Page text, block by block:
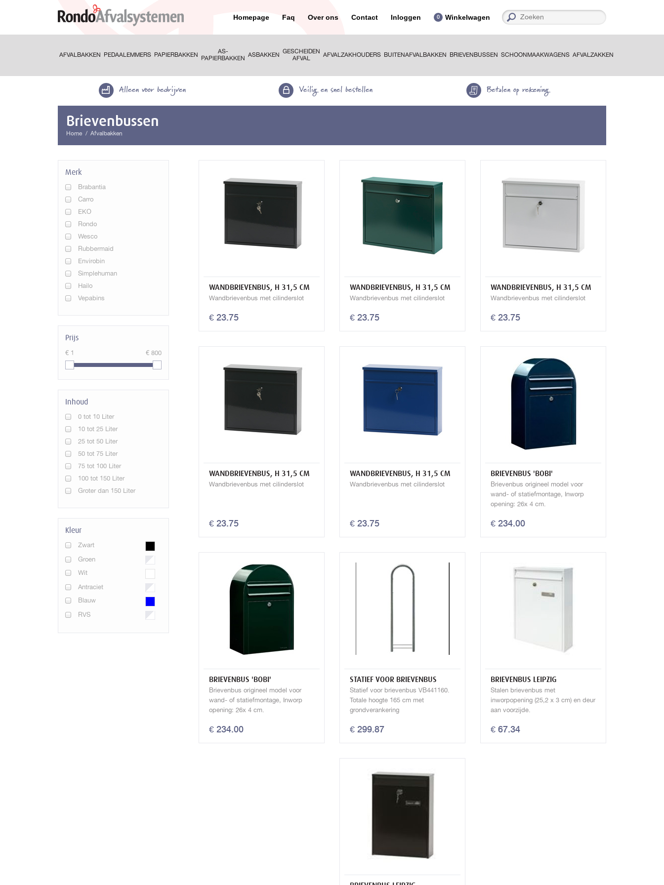
Homepage Faq Over ons Contact Inloggen 0 Winkelwagen
AFVALBAKKEN PEDAALEMMERS PAPIERBAKKEN
AS-
PAPIERBAKKEN ASBAKKEN GESCHEIDEN
AFVAL
AFVALZAKHOUDERS BUITENAFVALBAKKEN BRIEVENBUSSEN SCHOONMAAKWAGENS AFVALZAKKEN
Alleen voor bedrijven Veilig en snel bestellen Betalen op rekening
Brievenbussen
Home Afvalbakken
Merk
Brabantia
Carro
EKO
Rondo
Wesco
Rubbermaid
Envirobin
Simplehuman
Hailo
Vepabins
Prijs
€ 1 € 800
Inhoud
0 tot 10 Liter
10 tot 25 Liter
25 tot 50 Liter
50 tot 75 Liter
75 tot 100 Liter
100 tot 150 Liter
Groter dan 150 Liter
Kleur
Zwart
Groen
Wit
Antraciet
Blauw
RVS
WANDBRIEVENBUS, H 31,5 CM
Wandbrievenbus met cilinderslot
€ 23.75
WANDBRIEVENBUS, H 31,5 CM
Wandbrievenbus met cilinderslot
€ 23.75
WANDBRIEVENBUS, H 31,5 CM
Wandbrievenbus met cilinderslot
€ 23.75
WANDBRIEVENBUS, H 31,5 CM
Wandbrievenbus met cilinderslot
€ 23.75
WANDBRIEVENBUS, H 31,5 CM
Wandbrievenbus met cilinderslot
€ 23.75
BRIEVENBUS 'BOBI'
Brievenbus origineel model voor
wand- of statiefmontage, Inworp
opening: 26x 4 cm.
€ 234.00
BRIEVENBUS 'BOBI'
Brievenbus origineel model voor
wand- of statiefmontage, Inworp
opening: 26x 4 cm.
€ 234.00
STATIEF VOOR BRIEVENBUS
Statief voor brievenbus VB441160.
Totale hoogte 165 cm met
grondverankering
€ 299.87
BRIEVENBUS LEIPZIG
Stalen brievenbus met
inworpopening (25,2 x 3 cm) en deur
aan voorzijde.
€ 67.34